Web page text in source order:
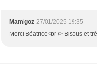
Mamigoz 27/01/2025 19:35
Merci Béatrice<br /> Bisous et